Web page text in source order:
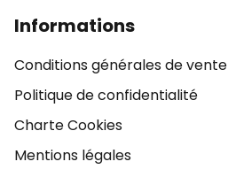
Informations
Conditions générales de vente
Politique de confidentialité
Charte Cookies
Mentions légales